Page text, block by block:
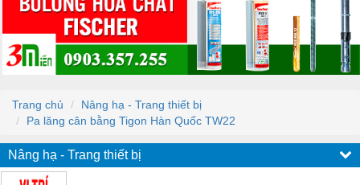
Trang chủ
Nâng hạ - Trang thiết bị
Pa lăng cân bằng Tigon Hàn Quốc TW22
Nâng hạ - Trang thiết bị